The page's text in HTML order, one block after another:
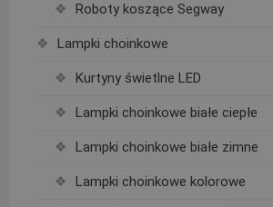
Roboty koszące Segway
Lampki choinkowe
Kurtyny świetlne LED
Lampki choinkowe białe ciepłe
Lampki choinkowe białe zimne
Lampki choinkowe kolorowe